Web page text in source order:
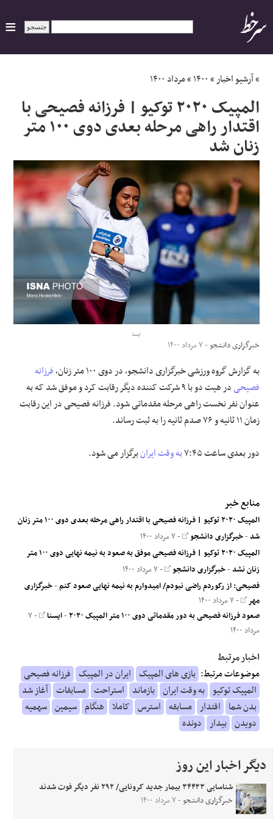
ایران
سیاسی
اقتصاد
ورزشی
جهان
اجتماعی
حوادث
علوم و فن آوری
مقالات
»آرشیو اخبار»۱۴۰۰»مرداد ۱۴۰۰
المپیک ۲۰۲۰ توکیو | فرزانه فصیحی با
اقتدار راهی مرحله بعدی دوی ۱۰۰ متر
زنان شد
ایسنا
خبرگزاری دانشجو- ۷ مرداد ۱۴۰۰
به گزارش گروه ورزشی خبرگزاری دانشجو، در دوی ۱۰۰ متر زنان،
فرزانه
فصیحی
در هیت دو با ۹ شرکت کننده دیگر رقابت کرد و موفق شد که به
عنوان نفر نخست راهی مرحله مقدماتی شود. فرزانه فصیحی در این رقابت
زمان ۱۱ ثانیه و ۷۶ صدم ثانیه را به ثبت رساند.
دور بعدی ساعت ۷:۴۵ به وقت ایرانبرگزار می شود.
منابع خبر
المپیک ۲۰۲۰ توکیو | فرزانه فصیحی با اقتدار راهی مرحله بعدی دوی ۱۰۰ متر زنان
شد-خبرگزاری دانشجو - ۷ مرداد ۱۴۰۰
المپیک ۲۰۲۰ توکیو | فرزانه فصیحی موفق به صعود به نیمه نهایی دوی ۱۰۰ متر
زنان نشد-خبرگزاری دانشجو - ۷ مرداد ۱۴۰۰
فصیحی: از رکوردم راضی نبودم/ امیدوارم به نیمه نهایی صعود کنم-خبرگزاری
مهر - ۷ مرداد ۱۴۰۰
صعود فرزانه فصیحی به دور مقدماتی دوی ۱۰۰ متر المپیک ۲۰۲۰
-ایسنا
- ۷
مرداد ۱۴۰۰
اخبار مرتبط
موضوعات مرتبط: بازی های المپیک ایران در المپیک فرزانه فصیحی
المپیک توکیو به وقت ایران بازماند استراحت مسابقات آغاز شد
بدن شما اقتدار مسابقه استرس کاملا هنگام سیمین سهمیه
دویدن بیدار دونده
دیگر اخبار این روز
شناسایی ۳۴۴۳۳ بیمار جدید کرونایی/ ۲۹۲ نفر دیگر فوت شدند
خبرگزاری دانشجو- ۷ مرداد ۱۴۰۰